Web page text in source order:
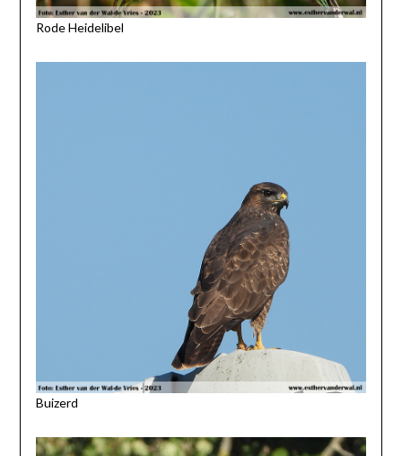
Rode Heidelibel
Buizerd